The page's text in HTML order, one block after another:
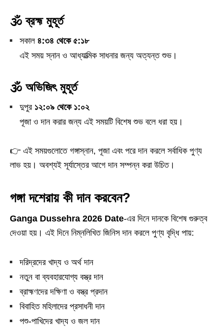
🕉️ ব্রহ্ম মুহূর্ত
সকাল ৪:৩৪ থেকে ৫:১৮
এই সময় স্নান ও আধ্যাত্মিক সাধনার জন্য অত্যন্ত শুভ।
🕉️ অভিজিৎ মুহূর্ত
দুপুর ১২:০৯ থেকে ১:০২
পূজা ও দান করার জন্য এই সময়টি বিশেষ শুভ বলে ধরা হয়।
👉 এই সময়গুলোতে গঙ্গাস্নান, পূজা এবং পরে দান করলে সর্বাধিক পুণ্য
লাভ হয়। অবশ্যই সূর্যাস্তের আগে দান সম্পন্ন করা উচিত।
গঙ্গা দশেরায় কী দান করবেন?
Ganga Dussehra 2026 Date-এর দিনে দানকে বিশেষ গুরুত্ব
দেওয়া হয়। এই দিনে নিম্নলিখিত জিনিস দান করলে পুণ্য বৃদ্ধি পায়:
দরিদ্রদের খাদ্য ও অর্থ দান
নতুন বা ব্যবহারযোগ্য বস্ত্র দান
ব্রাহ্মণদের দক্ষিণা ও বস্ত্র প্রদান
বিবাহিত মহিলাদের প্রসাধনী দান
পশু-পাখিদের খাদ্য ও জল দান